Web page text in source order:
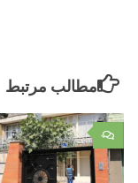
مطالب مرتبط
۰